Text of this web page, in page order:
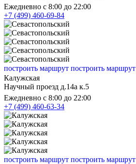
Ежедневно с 8:00 до 22:00
+7 (499) 460-69-84
построить маршрут построить маршрут
Калужская
Научный проезд д.14а к.5
Ежедневно с 8:00 до 22:00
+7 (499) 460-63-34
построить маршрут построить маршрут